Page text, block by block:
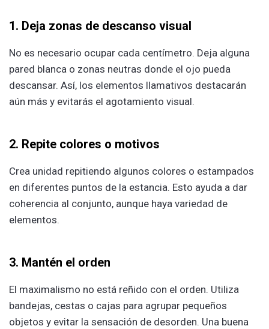
1. Deja zonas de descanso visual
No es necesario ocupar cada centímetro. Deja alguna
pared blanca o zonas neutras donde el ojo pueda
descansar. Así, los elementos llamativos destacarán
aún más y evitarás el agotamiento visual.
2. Repite colores o motivos
Crea unidad repitiendo algunos colores o estampados
en diferentes puntos de la estancia. Esto ayuda a dar
coherencia al conjunto, aunque haya variedad de
elementos.
3. Mantén el orden
El maximalismo no está reñido con el orden. Utiliza
bandejas, cestas o cajas para agrupar pequeños
objetos y evitar la sensación de desorden. Una buena